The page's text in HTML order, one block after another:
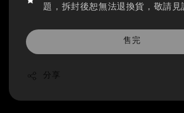
題，拆封後恕無法退換貨，敬請見
售完
分享